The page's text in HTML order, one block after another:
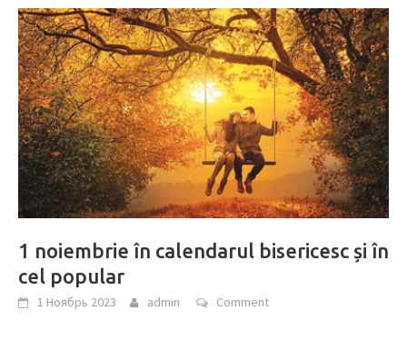
1 noiembrie în calendarul bisericesc și în
cel popular
1 Ноябрь 2023 admin Comment